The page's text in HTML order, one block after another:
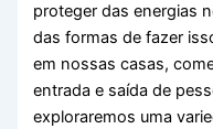
proteger das energias
das formas de fazer
em nossas casas,
entrada e saída de
exploraremos uma